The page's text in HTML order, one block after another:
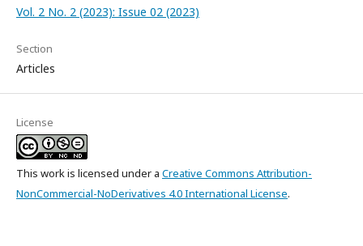
Vol. 2 No. 2 (2023): Issue 02 (2023)
Section
Articles
License
This work is licensed under a Creative Commons Attribution-
NonCommercial-NoDerivatives 4.0 International License.